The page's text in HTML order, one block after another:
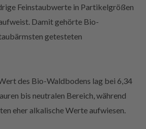
Feinstaubwerte in Partikelgrößen
Damit gehörte Bio-
getesteten
des Bio-Waldbodens lag bei 6,34
bis neutralen Bereich, während
eher alkalische Werte aufwiesen.